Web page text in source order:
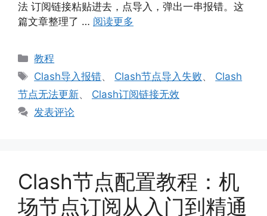
法 订阅链接粘贴进去，点导入，弹出一串报错。这
篇文章整理了 … 阅读更多
分
类
教程
标
签
Clash导入报错、 Clash节点导入失败、 Clash
节点无法更新、 Clash订阅链接无效
发表评论
Clash节点配置教程：机
场节点订阅从入门到精通